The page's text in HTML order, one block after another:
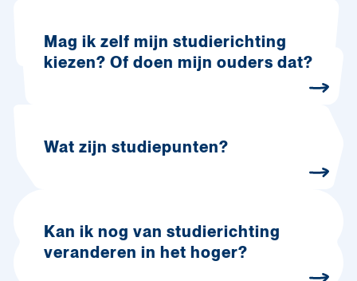
Mag ik zelf mijn studierichting
kiezen? Of doen mijn ouders dat?
Wat zijn studiepunten?
Kan ik nog van studierichting
veranderen in het hoger?